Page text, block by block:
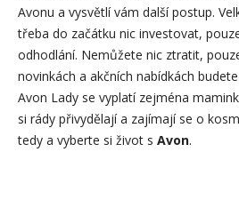
Avonu a vysvětlí vám další postup.
třeba do začátku nic investovat,
odhodlání. Nemůžete nic ztratit,
novinkách a akčních nabídkách
Avon Lady se vyplatí zejména
si rády přivydělají a zajímají se o
tedy a vyberte si život s Avon.